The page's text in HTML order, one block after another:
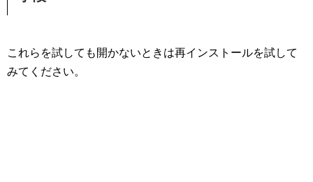
これらを試しても開かないときは再インストールを試して
みてください。